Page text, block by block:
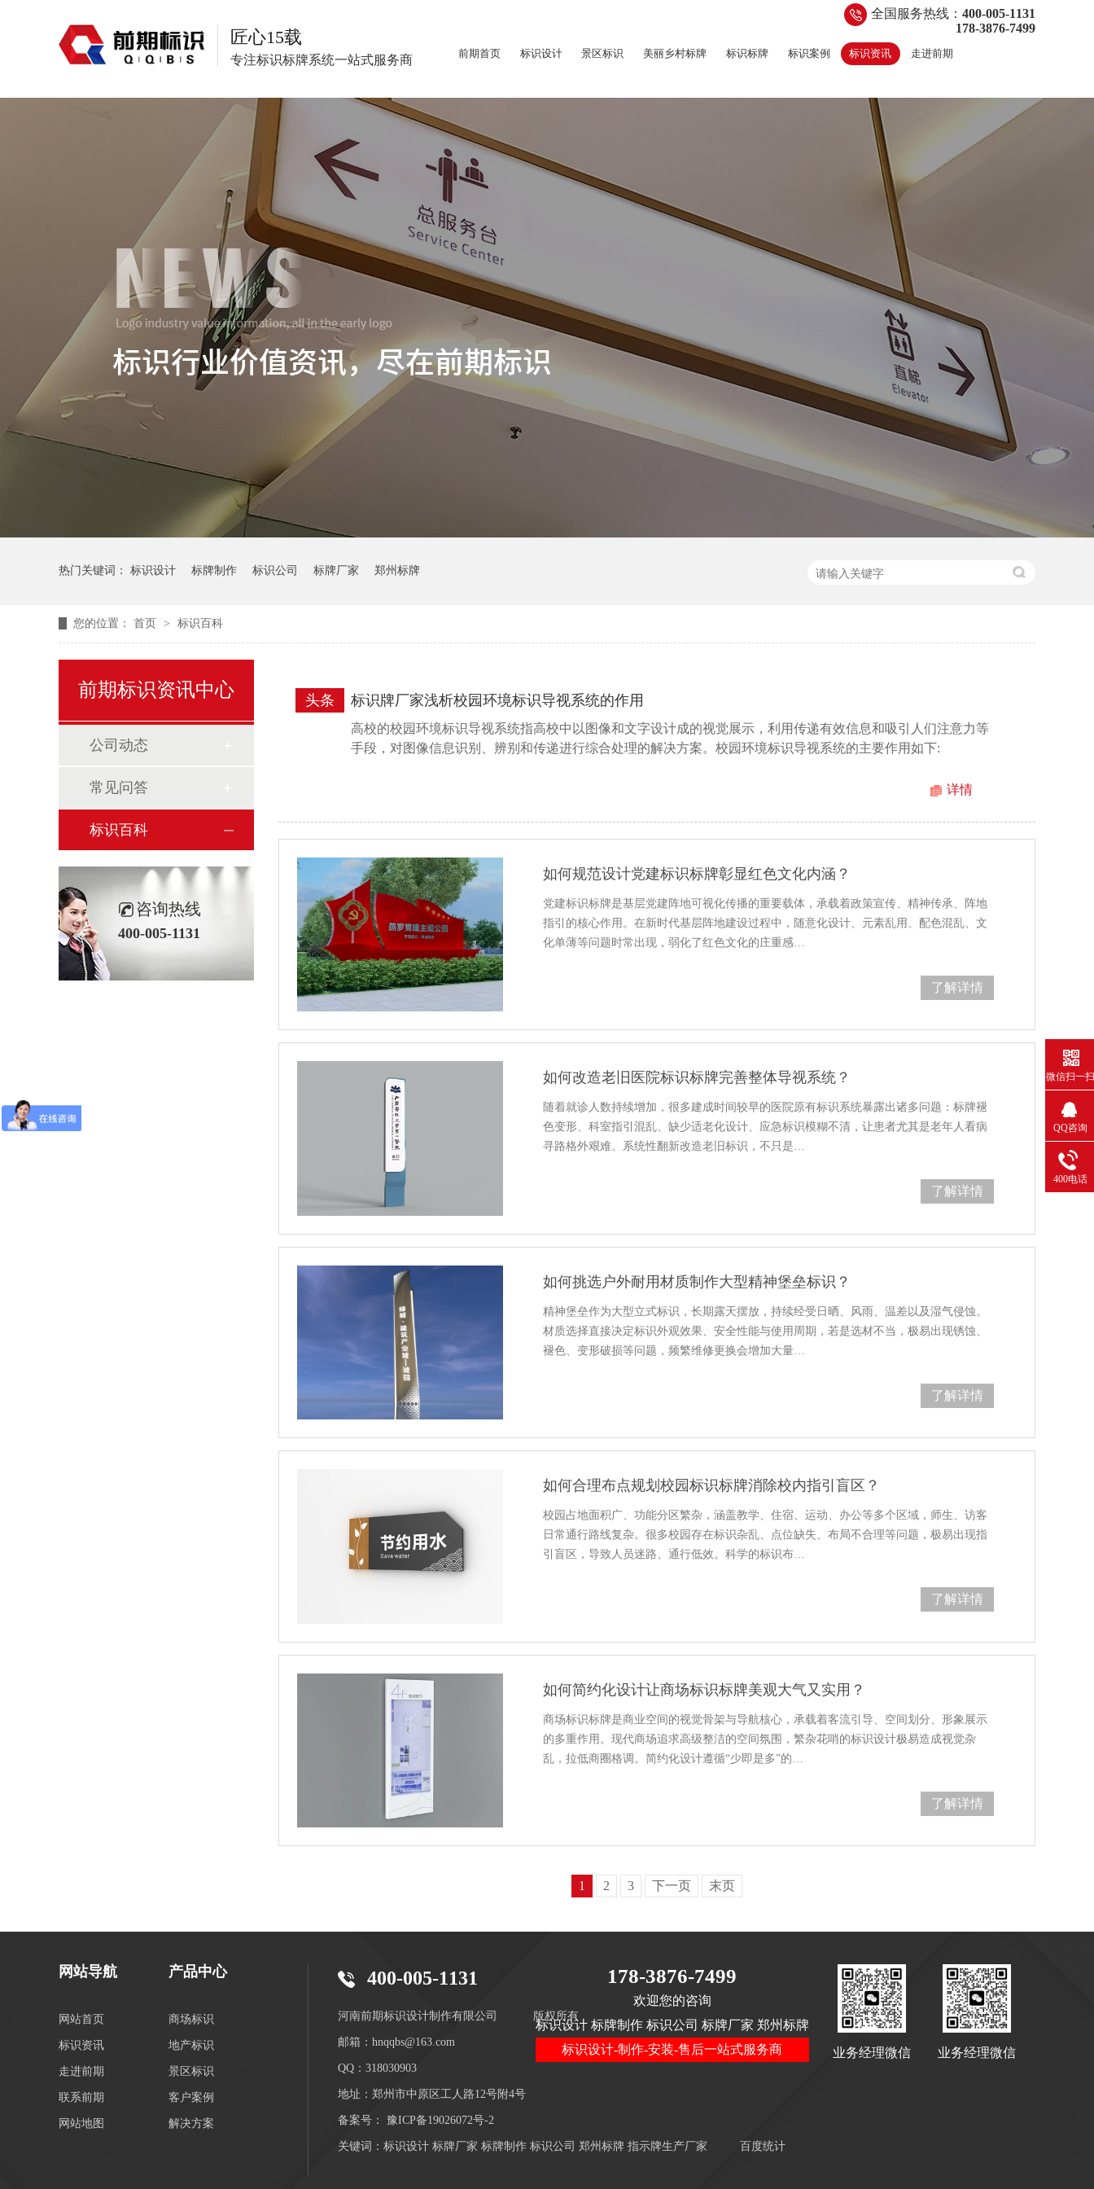
匠心15载
专注标识标牌系统一站式服务商
全国服务热线： 400-005-1131
178-3876-7499
前期首页 标识设计 景区标识 美丽乡村标牌 标识标牌 标识案例 标识资讯 走进前期
热门关键词： 标识设计 标牌制作 标识公司 标牌厂家 郑州标牌
您的位置： 首页 > 标识百科
标识牌厂家浅析校园环境标识导视系统的作用
头条
高校的校园环境标识导视系统指高校中以图像和文字设计成的视觉展示，利用传递有效信息和吸引人们注意力等
手段，对图像信息识别、辨别和传递进行综合处理的解决方案。校园环境标识导视系统的主要作用如下:
详情
如何规范设计党建标识标牌彰显红色文化内涵？
党建标识标牌是基层党建阵地可视化传播的重要载体，承载着政策宣传、精神传承、阵地
指引的核心作用。在新时代基层阵地建设过程中，随意化设计、元素乱用、配色混乱、文
化单薄等问题时常出现，弱化了红色文化的庄重感…
了解详情
如何改造老旧医院标识标牌完善整体导视系统？
随着就诊人数持续增加，很多建成时间较早的医院原有标识系统暴露出诸多问题：标牌褪
色变形、科室指引混乱、缺少适老化设计、应急标识模糊不清，让患者尤其是老年人看病
寻路格外艰难。系统性翻新改造老旧标识，不只是…
了解详情
如何挑选户外耐用材质制作大型精神堡垒标识？
精神堡垒作为大型立式标识，长期露天摆放，持续经受日晒、风雨、温差以及湿气侵蚀。
材质选择直接决定标识外观效果、安全性能与使用周期，若是选材不当，极易出现锈蚀、
褪色、变形破损等问题，频繁维修更换会增加大量…
了解详情
如何合理布点规划校园标识标牌消除校内指引盲区？
校园占地面积广、功能分区繁杂，涵盖教学、住宿、运动、办公等多个区域，师生、访客
日常通行路线复杂。很多校园存在标识杂乱、点位缺失、布局不合理等问题，极易出现指
引盲区，导致人员迷路、通行低效。科学的标识布…
了解详情
如何简约化设计让商场标识标牌美观大气又实用？
商场标识标牌是商业空间的视觉骨架与导航核心，承载着客流引导、空间划分、形象展示
的多重作用。现代商场追求高级整洁的空间氛围，繁杂花哨的标识设计极易造成视觉杂
乱，拉低商圈格调。简约化设计遵循“少即是多”的…
了解详情
1 2 3 下一页 末页
前期标识资讯中心
公司动态
常见问答
标识百科
咨询热线
400-005-1131
网站导航
网站首页
标识资讯
走进前期
联系前期
网站地图
产品中心
商场标识
地产标识
景区标识
客户案例
解决方案
400-005-1131
河南前期标识设计制作有限公司 版权所有
邮箱：hnqqbs@163.com
QQ：318030903
地址：郑州市中原区工人路12号附4号
备案号： 豫ICP备19026072号-2
关键词：标识设计 标牌厂家 标牌制作 标识公司 郑州标牌 指示牌生产厂家 百度统计
178-3876-7499
欢迎您的咨询
标识设计 标牌制作 标识公司 标牌厂家 郑州标牌
标识设计-制作-安装-售后一站式服务商
业务经理微信 业务经理微信
微信扫一扫
QQ咨询
400电话